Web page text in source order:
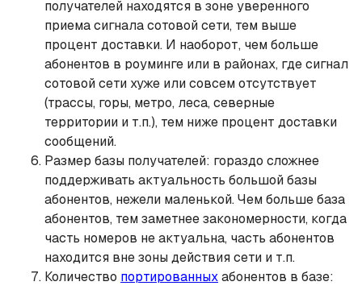
получателей находятся в зоне уверенного
приема сигнала сотовой сети, тем выше
процент доставки. И наоборот, чем больше
абонентов в роуминге или в районах, где сигнал
сотовой сети хуже или совсем отсутствует
(трассы, горы, метро, леса, северные
территории и т.п.), тем ниже процент доставки
сообщений.
Размер базы получателей: гораздо сложнее
поддерживать актуальность большой базы
абонентов, нежели маленькой. Чем больше база
абонентов, тем заметнее закономерности, когда
часть номеров не актуальна, часть абонентов
находится вне зоны действия сети и т.п.
Количество портированныхабонентов в базе: